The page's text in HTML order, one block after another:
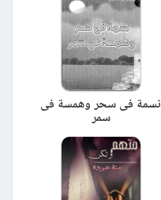
نسمة فى سحر وهمسة فى
سمر